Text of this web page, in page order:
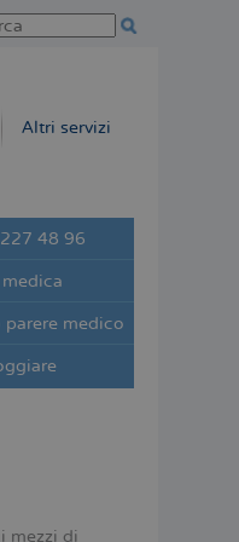
Altri servizi
48 96
parere medico
mezzi di